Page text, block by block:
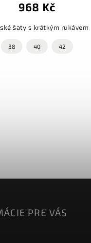
968 Kč
šaty s krátkým rukávem
38 40 42
PRE VÁS